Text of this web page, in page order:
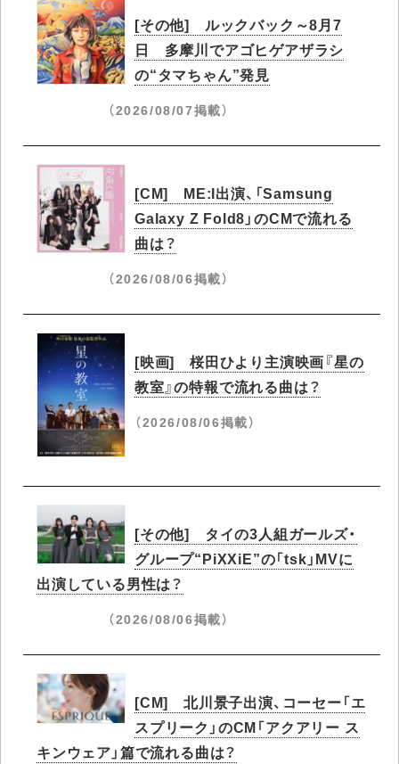
[その他] ルックバック～8月7
日 多摩川でアゴヒゲアザラシ
の“タマちゃん”発見
（2026/08/07掲載）
[CM] ME:I出演、「Samsung
Galaxy Z Fold8」のCMで流れる
曲は？
（2026/08/06掲載）
[映画] 桜田ひより主演映画『星の
教室』の特報で流れる曲は？
（2026/08/06掲載）
[その他] タイの3人組ガールズ・
グループ“PiXXiE”の「tsk」MVに
出演している男性は？
（2026/08/06掲載）
[CM] 北川景子出演、コーセー「エ
スプリーク」のCM「アクアリー ス
キンウェア」篇で流れる曲は？